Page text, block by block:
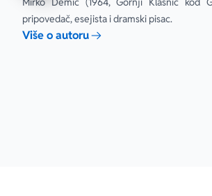
pripovedač, esejista i dramski pisac.
Više o autoru